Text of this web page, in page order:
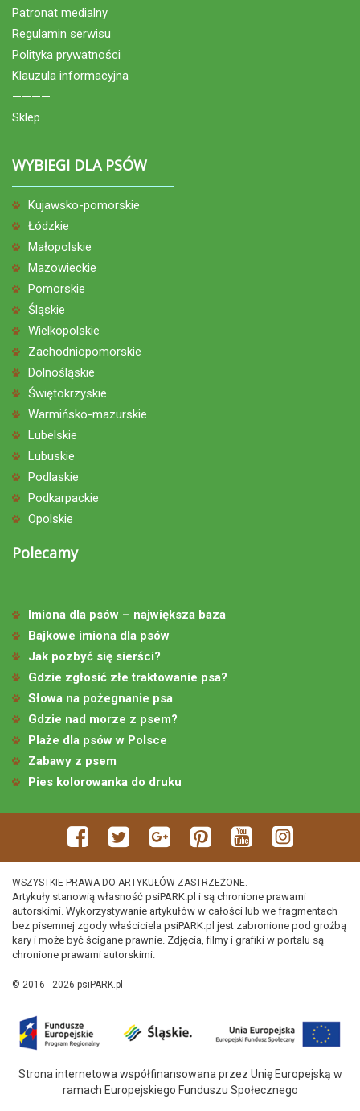
Patronat medialny
Regulamin serwisu
Polityka prywatności
Klauzula informacyjna
————
Sklep
WYBIEGI DLA PSÓW
Kujawsko-pomorskie
Łódzkie
Małopolskie
Mazowieckie
Pomorskie
Śląskie
Wielkopolskie
Zachodniopomorskie
Dolnośląskie
Świętokrzyskie
Warmińsko-mazurskie
Lubelskie
Lubuskie
Podlaskie
Podkarpackie
Opolskie
Polecamy
Imiona dla psów – największa baza
Bajkowe imiona dla psów
Jak pozbyć się sierści?
Gdzie zgłosić złe traktowanie psa?
Słowa na pożegnanie psa
Gdzie nad morze z psem?
Plaże dla psów w Polsce
Zabawy z psem
Pies kolorowanka do druku
WSZYSTKIE PRAWA DO ARTYKUŁÓW ZASTRZEŻONE.
Artykuły stanowią własność psiPARK.pl i są chronione prawami
autorskimi. Wykorzystywanie artykułów w całości lub we fragmentach
bez pisemnej zgody właściciela psiPARK.pl jest zabronione pod groźbą
kary i może być ścigane prawnie. Zdjęcia, filmy i grafiki w portalu są
chronione prawami autorskimi.
© 2016 - 2026 psiPARK.pl
Strona internetowa współfinansowana przez Unię Europejską w
ramach Europejskiego Funduszu Społecznego